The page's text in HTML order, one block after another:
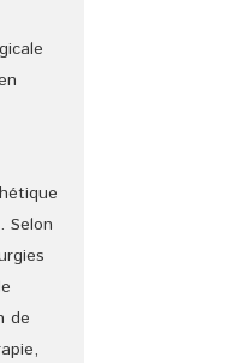
Selon
de